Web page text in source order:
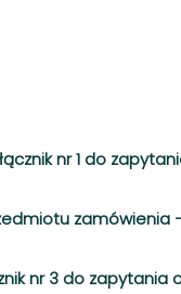
nr 1 do
nr 3 do